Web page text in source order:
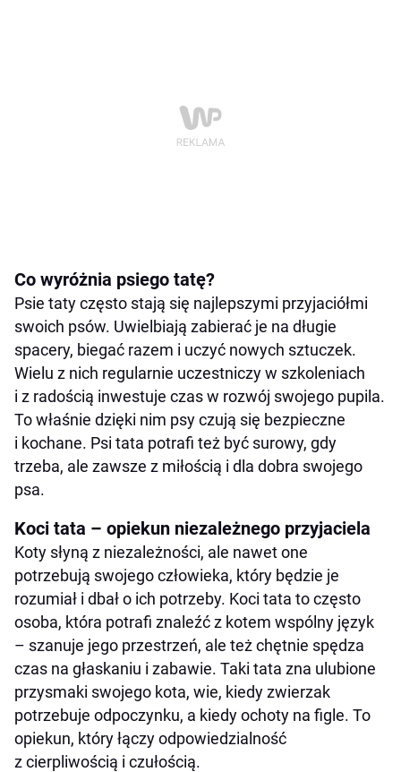
Co wyróżnia psiego tatę?
Psie taty często stają się najlepszymi przyjaciółmi
swoich psów. Uwielbiają zabierać je na długie
spacery, biegać razem i uczyć nowych sztuczek.
Wielu z nich regularnie uczestniczy w szkoleniach
i z radością inwestuje czas w rozwój swojego pupila.
To właśnie dzięki nim psy czują się bezpieczne
i kochane. Psi tata potrafi też być surowy, gdy
trzeba, ale zawsze z miłością i dla dobra swojego
psa.
Koci tata – opiekun niezależnego przyjaciela
Koty słyną z niezależności, ale nawet one
potrzebują swojego człowieka, który będzie je
rozumiał i dbał o ich potrzeby. Koci tata to często
osoba, która potrafi znaleźć z kotem wspólny język
– szanuje jego przestrzeń, ale też chętnie spędza
czas na głaskaniu i zabawie. Taki tata zna ulubione
przysmaki swojego kota, wie, kiedy zwierzak
potrzebuje odpoczynku, a kiedy ochoty na figle. To
opiekun, który łączy odpowiedzialność
z cierpliwością i czułością.